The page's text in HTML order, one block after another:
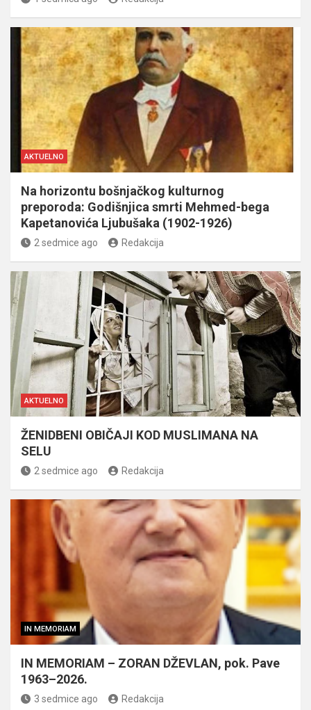
AKTUELNO
Na horizontu bošnjačkog kulturnog
preporoda: Godišnjica smrti Mehmed-bega
Kapetanovića Ljubušaka (1902-1926)
2 sedmice ago Redakcija
AKTUELNO
ŽENIDBENI OBIČAJI KOD MUSLIMANA NA
SELU
2 sedmice ago Redakcija
IN MEMORIAM
IN MEMORIAM – ZORAN DŽEVLAN, pok. Pave
1963–2026.
3 sedmice ago Redakcija